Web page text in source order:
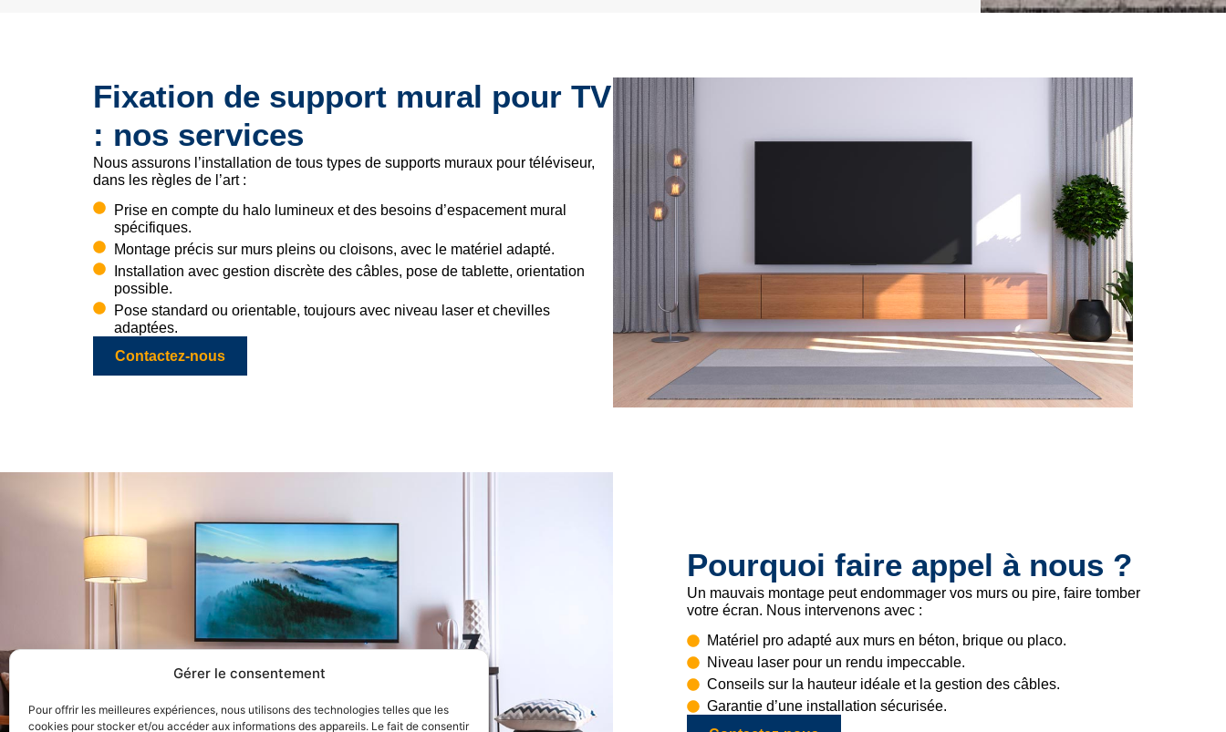
Gérer le consentement
Pour offrir les meilleures expériences, nous utilisons des technologies telles que les
cookies pour stocker et/ou accéder aux informations des appareils. Le fait de consentir
Fixation de support mural pour TV
: nos services
Nous assurons l’installation de tous types de supports muraux pour téléviseur,
dans les règles de l’art :
Prise en compte du halo lumineux et des besoins d’espacement mural
spécifiques.
Montage précis sur murs pleins ou cloisons, avec le matériel adapté.
Installation avec gestion discrète des câbles, pose de tablette, orientation
possible.
Pose standard ou orientable, toujours avec niveau laser et chevilles
adaptées.
Contactez-nous
Pourquoi faire appel à nous ?
Un mauvais montage peut endommager vos murs ou pire, faire tomber
votre écran. Nous intervenons avec :
Matériel pro adapté aux murs en béton, brique ou placo.
Niveau laser pour un rendu impeccable.
Conseils sur la hauteur idéale et la gestion des câbles.
Garantie d’une installation sécurisée.